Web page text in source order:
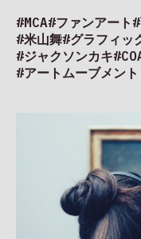
#MCA#ファンアート
#米山舞#グラフィッ
#ジャクソンカキ
#アートムーブメント